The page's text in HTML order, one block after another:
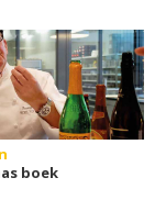
boek